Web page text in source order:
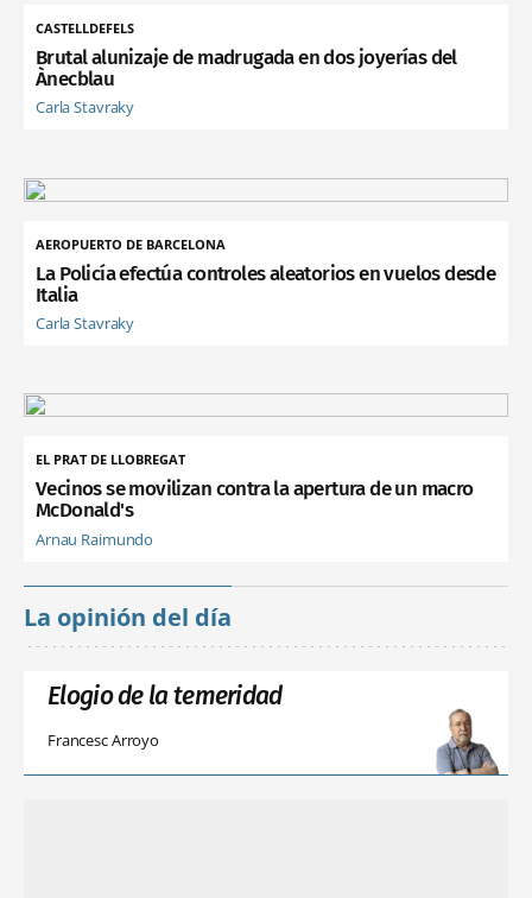
CASTELLDEFELS
Brutal alunizaje de madrugada en dos joyerías del
Ànecblau
Carla Stavraky
AEROPUERTO DE BARCELONA
La Policía efectúa controles aleatorios en vuelos desde
Italia
Carla Stavraky
EL PRAT DE LLOBREGAT
Vecinos se movilizan contra la apertura de un macro
McDonald's
Arnau Raimundo
La opinión del día
Elogio de la temeridad
Francesc Arroyo